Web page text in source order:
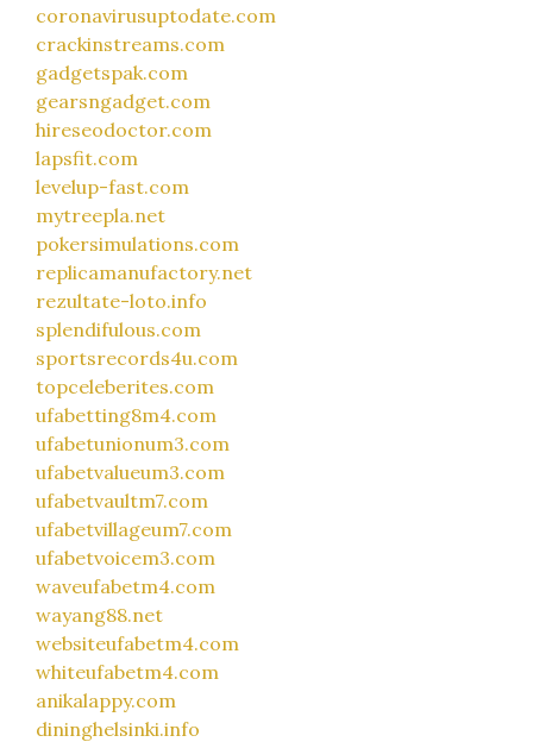
coronavirusuptodate.com
crackinstreams.com
gadgetspak.com
gearsngadget.com
hireseodoctor.com
lapsfit.com
levelup-fast.com
mytreepla.net
pokersimulations.com
replicamanufactory.net
rezultate-loto.info
splendifulous.com
sportsrecords4u.com
topceleberites.com
ufabetting8m4.com
ufabetunionum3.com
ufabetvalueum3.com
ufabetvaultm7.com
ufabetvillageum7.com
ufabetvoicem3.com
waveufabetm4.com
wayang88.net
websiteufabetm4.com
whiteufabetm4.com
anikalappy.com
dininghelsinki.info